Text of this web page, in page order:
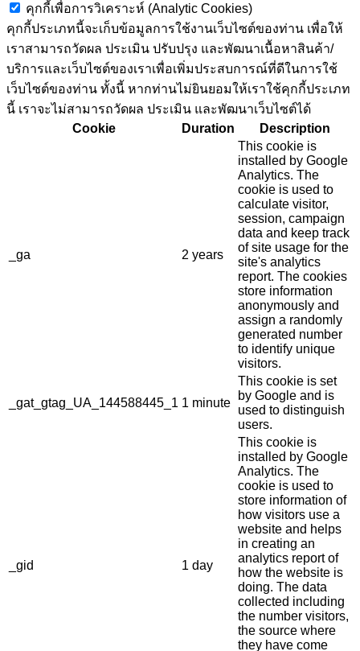
คุกกี้เพื่อการวิเคราะห์ (Analytic Cookies)
คุกกี้ประเภทนี้จะเก็บข้อมูลการใช้งานเว็บไซต์ของท่าน เพื่อให้
เราสามารถวัดผล ประเมิน ปรับปรุง และพัฒนาเนื้อหาสินค้า/
บริการและเว็บไซต์ของเราเพื่อเพิ่มประสบการณ์ที่ดีในการใช้
เว็บไซต์ของท่าน ทั้งนี้ หากท่านไม่ยินยอมให้เราใช้คุกกี้ประเภท
นี้ เราจะไม่สามารถวัดผล ประเมิน และพัฒนาเว็บไซต์ได้
Cookie
Duration Description
_ga 2 years
This cookie is
installed by Google
Analytics. The
cookie is used to
calculate visitor,
session, campaign
data and keep track
of site usage for the
site's analytics
report. The cookies
store information
anonymously and
assign a randomly
generated number
to identify unique
visitors.
_gat_gtag_UA_144588445_1 1 minute
This cookie is set
by Google and is
used to distinguish
users.
_gid 1 day
This cookie is
installed by Google
Analytics. The
cookie is used to
store information of
how visitors use a
website and helps
in creating an
analytics report of
how the website is
doing. The data
collected including
the number visitors,
the source where
they have come